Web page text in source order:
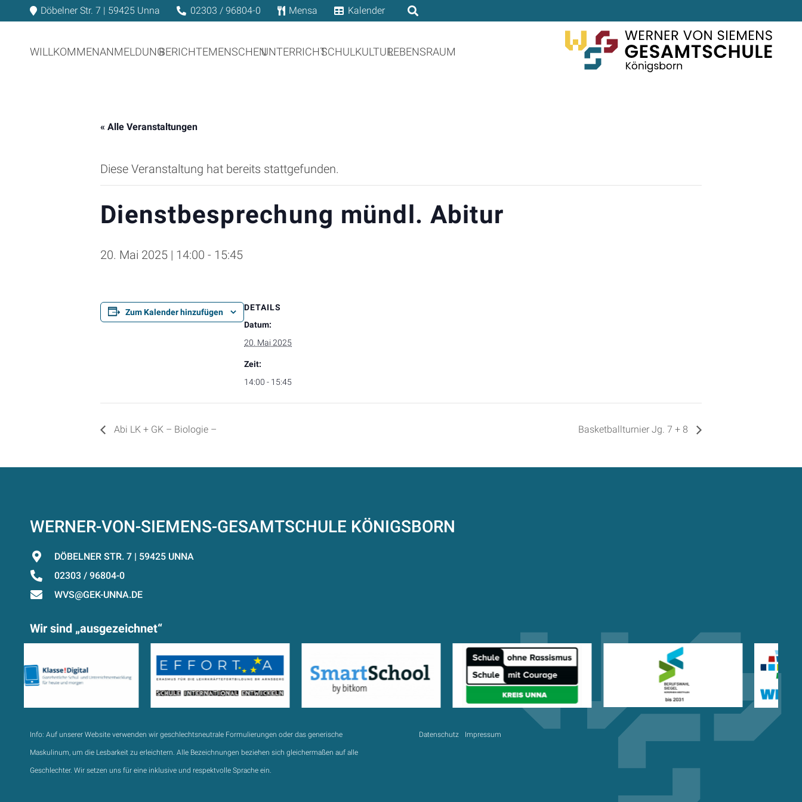
Döbelner Str. 7 | 59425 Unna 02303 / 96804-0 Mensa Kalender
WILLKOMMENANMELDUNGBERICHTEMENSCHENUNTERRICHTSCHULKULTURLEBENSRAUM
« Alle Veranstaltungen
Diese Veranstaltung hat bereits stattgefunden.
Dienstbesprechung mündl. Abitur
20. Mai 2025 | 14:00 - 15:45
Zum Kalender hinzufügen
DETAILS
Datum:
20. Mai 2025
Zeit:
14:00 - 15:45
Abi LK + GK – Biologie – Basketballturnier Jg. 7 + 8
WERNER-VON-SIEMENS-GESAMTSCHULE KÖNIGSBORN
DÖBELNER STR. 7 | 59425 UNNA
02303 / 96804-0
WVS@GEK-UNNA.DE
Wir sind „ausgezeichnet“
Info: Auf unserer Website verwenden wir geschlechtsneutrale Formulierungen oder das generische
Maskulinum, um die Lesbarkeit zu erleichtern. Alle Bezeichnungen beziehen sich gleichermaßen auf alle
Geschlechter. Wir setzen uns für eine inklusive und respektvolle Sprache ein.
Datenschutz Impressum